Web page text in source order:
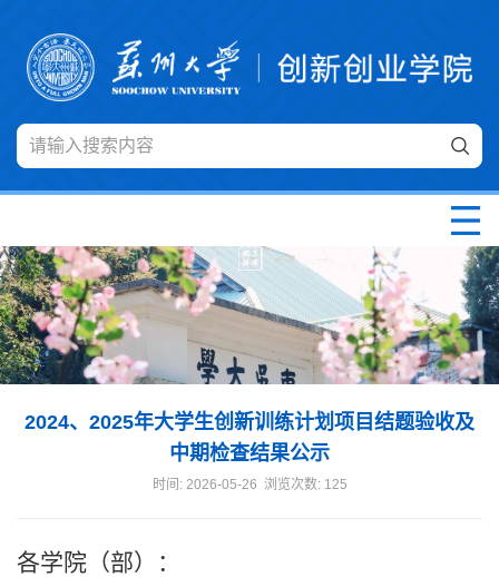
2024、2025年大学生创新训练计划项目结题验收及
中期检查结果公示
时间: 2026-05-26 浏览次数: 125
各学院（部）：